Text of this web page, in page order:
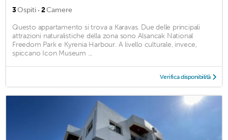
3Ospiti · 2Camere
Questo appartamento si trova a Karavas. Due delle principali
attrazioni naturalistiche della zona sono Alsancak National
Freedom Park e Kyrenia Harbour. A livello culturale, invece,
spiccano Icon Museum ...
Verifica disponibilità